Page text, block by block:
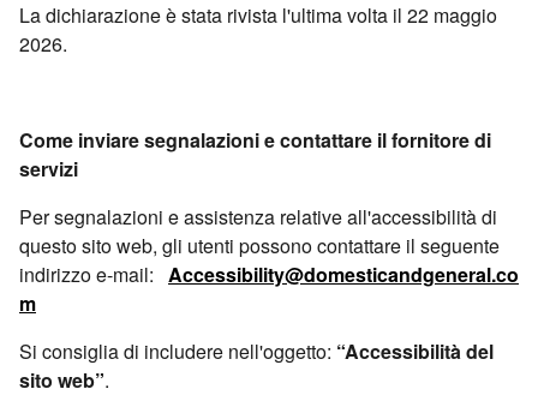
La dichiarazione è stata rivista l'ultima volta il 22 maggio
2026.
Come inviare segnalazioni e contattare il fornitore di
servizi
Per segnalazioni e assistenza relative all'accessibilità di
questo sito web, gli utenti possono contattare il seguente
indirizzo e-mail: Accessibility@domesticandgeneral.co
m
Si consiglia di includere nell'oggetto: “Accessibilità del
sito web”.